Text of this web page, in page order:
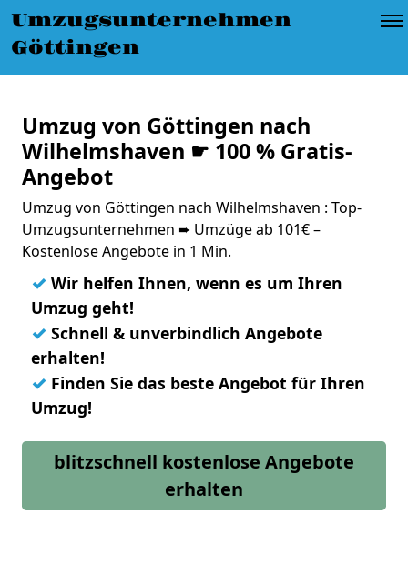
Umzugsunternehmen
Göttingen
Umzug von Göttingen nach
Wilhelmshaven ☛ 100 % Gratis-
Angebot
Umzug von Göttingen nach Wilhelmshaven : Top-
Umzugsunternehmen ➨ Umzüge ab 101€ –
Kostenlose Angebote in 1 Min.
✓ Wir helfen Ihnen, wenn es um Ihren
Umzug geht!
✓ Schnell & unverbindlich Angebote
erhalten!
✓ Finden Sie das beste Angebot für Ihren
Umzug!
blitzschnell kostenlose Angebote
erhalten